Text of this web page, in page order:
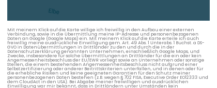
Die berechneten Anreisezeiten basieren auf den
Mit meinem Klick auf die Karte willige ich freiwillig in den Aufbau einer externen
Verbindung, sowie in die Übermittlung meine IP-Adresse und personenbezogenen
Daten an Google (Google Maps) ein. Mit meinem Klick auf die Karte erteile ich auch
freiwillig meine ausdrückliche Einwilligung gem. Art. 49 Abs. 1 Unterabs. 1 Buchst. a DS-
GVO in Datenübermittlungen in Drittländer zu den und durch die in der
Datenschutzerklärung genannten Unternehmen, einschließlich Google Maps, und
Zwecke, insbesondere für solche Übermittlungen an Drittländer für die ein oder kein
Angemessenheitsbeschluss der EU/EWR vorliegt sowie an Unternehmen oder sonstige
Stellen, die einem bestehenden Angemessenheitsbeschluss nicht aufgrund einer
Selbstzertifizierung oder anderer Beitrittskriterien unterfallen, und in denen oder für
die erhebliche Risiken und keine geeigneten Garantien für den Schutz meiner
personenbezogenen Daten bestehen (z.B. wegen § 702 FISA, Executive Order EO12333 und
dem CloudAct in den USA). Bei Abgabe meiner freiwilligen und ausdrücklichen
Einwilligung war mir bekannt, dass in Drittländern unter Umständen kein